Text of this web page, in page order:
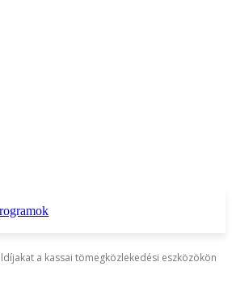
a kassai tömegközlekedési eszközökön